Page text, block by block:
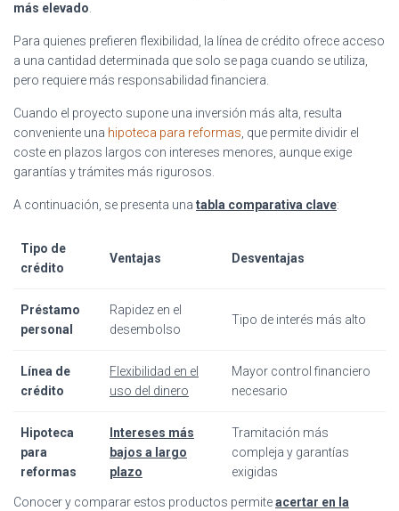
más elevado.
Para quienes prefieren flexibilidad, la línea de crédito ofrece acceso
a una cantidad determinada que solo se paga cuando se utiliza,
pero requiere más responsabilidad financiera.
Cuando el proyecto supone una inversión más alta, resulta
conveniente una hipoteca para reformas, que permite dividir el
coste en plazos largos con intereses menores, aunque exige
garantías y trámites más rigurosos.
A continuación, se presenta una tabla comparativa clave:
Tipo de
crédito
Ventajas Desventajas
Préstamo
personal
Rapidez en el
desembolso
Tipo de interés más alto
Línea de
crédito
Flexibilidad en el
uso del dinero
Mayor control financiero
necesario
Hipoteca
para
reformas
Intereses más
bajos a largo
plazo
Tramitación más
compleja y garantías
exigidas
Conocer y comparar estos productos permiteacertar en la